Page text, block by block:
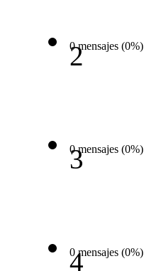
0 mensajes (0%)
2
0 mensajes (0%)
3
0 mensajes (0%)
4